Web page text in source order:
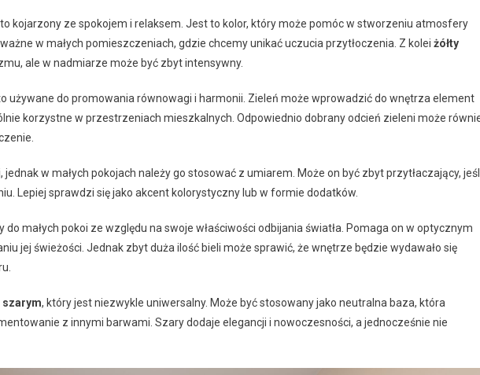
kojarzony ze spokojem i relaksem. Jest to kolor, który może pomóc w stworzeniu atmosfery
w małych pomieszczeniach, gdzie chcemy unikać uczucia przytłoczenia. Z kolei żółty
ale w nadmiarze może być zbyt intensywny.
używane do promowania równowagi i harmonii. Zieleń może wprowadzić do wnętrza element
korzystne w przestrzeniach mieszkalnych. Odpowiednio dobrany odcień zieleni może
jednak w małych pokojach należy go stosować z umiarem. Może on być zbyt przytłaczający,
Lepiej sprawdzi się jako akcent kolorystyczny lub w formie dodatków.
do małych pokoi ze względu na swoje właściwości odbijania światła. Pomaga on w optycznym
jej świeżości. Jednak zbyt duża ilość bieli może sprawić, że wnętrze będzie wydawało się
szarym, który jest niezwykle uniwersalny. Może być stosowany jako neutralna baza, która
z innymi barwami. Szary dodaje elegancji i nowoczesności, a jednocześnie nie